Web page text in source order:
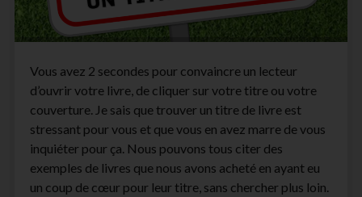
Vous avez 2 secondes pour convaincre un lecteur
d’ouvrir votre livre, de cliquer sur votre titre ou votre
couverture. Je sais que trouver un titre de livre est
stressant pour vous et que vous en avez marre de vous
inquiéter pour ça. Nous pouvons tous citer des
exemples de livres que nous avons acheté en ayant eu
un coup de cœur pour leur titre, sans chercher plus loin.